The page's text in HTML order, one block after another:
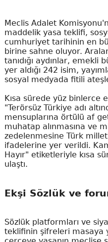
Meclis Adalet
maddelik yasa teklifi,
cumhuriyet tarihinin en
birine sahne oluyor.
tanıdığı aydınlar, emekli
yer aldığı 242 isim,
sosyal medyada fitili
Kısa sürede yüz binlerce
"Terörsüz Türkiye adı
mensuplarına örtülü af
muhatap alınmasına ve
zedelenmesine Türk
ifadelerine yer verildi.
Hayır" etiketleriyle kısa
ulaştı.
Ekşi Sözlük ve
Sözlük platformları ve
teklifinin şifreleri masaya